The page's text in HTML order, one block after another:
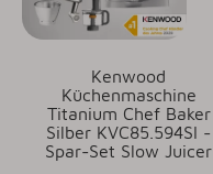
Kenwood
Küchenmaschine
Titanium Chef Baker
Silber KVC85.594SI -
Spar-Set Slow Juicer